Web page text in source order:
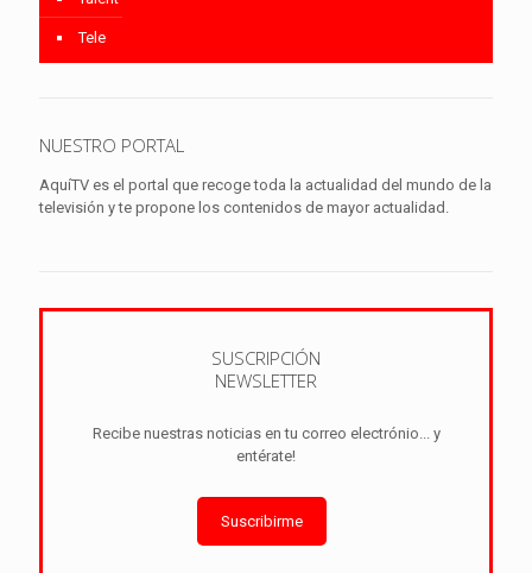
Tele
NUESTRO PORTAL
AquíTV es el portal que recoge toda la actualidad del mundo de la
televisión y te propone los contenidos de mayor actualidad.
SUSCRIPCIÓN
NEWSLETTER
Recibe nuestras noticias en tu correo electrónio... y
entérate!
Suscribirme